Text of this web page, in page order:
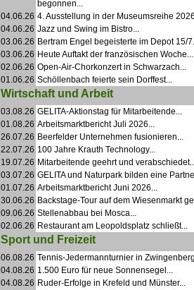
begonnen...
04.06.26 4. Ausstellung in der Museumsreihe
04.06.26 Jazz und Swing im Bistro...
03.06.26 Bertram Engel begeisterte im Depot 15/
03.06.26 Heute Auftakt der französischen Woche...
02.06.26 Open-Air-Chorkonzert in Schwarzach...
01.06.26 Schöllenbach feierte sein Dorffest...
Wirtschaft und Arbeit
03.08.26 GELITA-Aktionstag für Mitarbeitende...
01.08.26 Arbeitsmarktbericht Juli 2026...
26.07.26 Beerfelder Unternehmen fusionieren...
22.07.26 100 Jahre Krauth Technology...
19.07.26 Mitarbeitende geehrt und
03.07.26 GELITA und Naturpark bilden eine
01.07.26 Arbeitsmarktbericht Juni 2026...
30.06.26 Backstage-Tour auf dem Wiesenmarkt
09.06.26 Stellenabbau bei Mosca...
02.06.26 Restaurant am Leopoldsplatz schließt...
Sport und Freizeit
06.08.26 Tennis-Jedermannturnier in
04.08.26 1.500 Euro für neue Sonnensegel...
04.08.26 Ruder-Erfolge in Krefeld und Münster...